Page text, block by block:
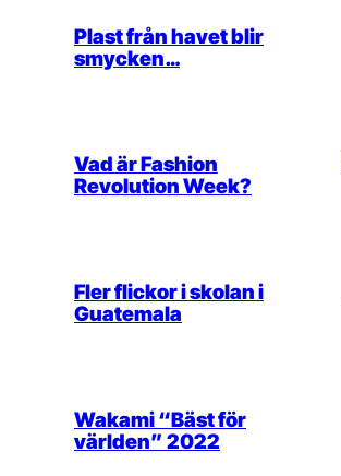
Plast från havet blir
smycken…
Vad är Fashion
Revolution Week?
Fler flickor i skolan i
Guatemala
Wakami “Bäst för
världen” 2022